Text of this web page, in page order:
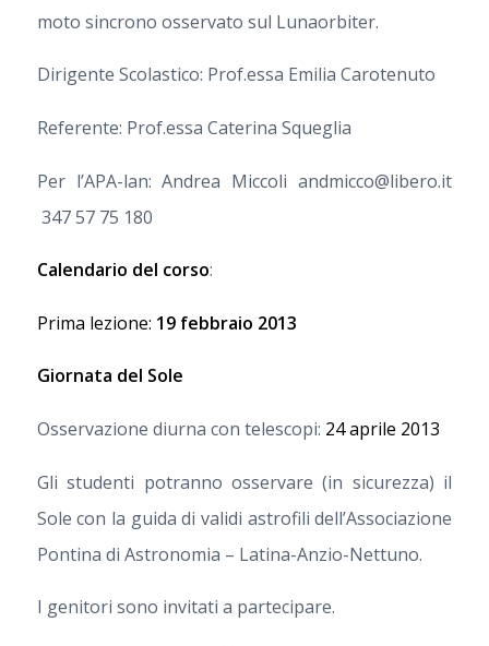
moto sincrono osservato sul Lunaorbiter.
Dirigente Scolastico: Prof.essa Emilia Carotenuto
Referente: Prof.essa Caterina Squeglia
Per l’APA-lan: Andrea Miccoli andmicco@libero.it
347 57 75 180
Calendario del corso:
Prima lezione: 19 febbraio 2013
Giornata del Sole
Osservazione diurna con telescopi: 24 aprile 2013
Gli studenti potranno osservare (in sicurezza) il
Sole con la guida di validi astrofili dell’Associazione
Pontina di Astronomia – Latina-Anzio-Nettuno.
I genitori sono invitati a partecipare.